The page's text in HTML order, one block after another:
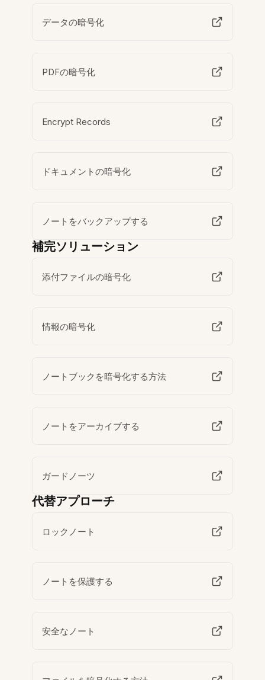
データの暗号化
PDFの暗号化
Encrypt Records
ドキュメントの暗号化
ノートをバックアップする
補完ソリューション
添付ファイルの暗号化
情報の暗号化
ノートブックを暗号化する方法
ノートをアーカイブする
ガードノーツ
代替アプローチ
ロックノート
ノートを保護する
安全なノート